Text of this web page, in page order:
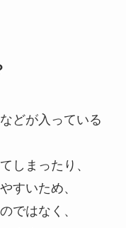
どが入っている
しまったり、
すいため、
ではなく、